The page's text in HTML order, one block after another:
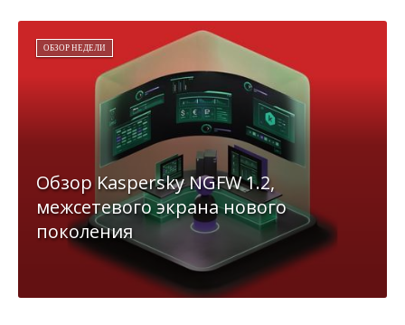
ОБЗОР НЕДЕЛИ
Обзор Kaspersky NGFW 1.2,
межсетевого экрана нового
поколения